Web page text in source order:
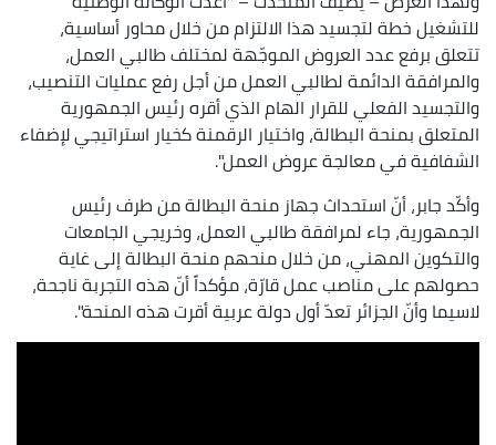
للتشغيل خطة لتجسيد هذا الالتزام من خلال محاور أساسية،
تتعلق برفع عدد العروض الموجّهة لمختلف طالبي العمل،
والمرافقة الدائمة لطالبي العمل من أجل رفع عمليات التنصيب،
والتجسيد الفعلي للقرار الهام الذي أقره رئيس الجمهورية
المتعلق بمنحة البطالة، واختيار الرقمنة كخيار استراتيجي لإضفاء
الشفافية في معالجة عروض العمل".
وأكّد جابر، أنّ استحداث جهاز منحة البطالة من طرف رئيس
الجمهورية، جاء لمرافقة طالبي العمل، وخريجي الجامعات
والتكوين المهني، من خلال منحهم منحة البطالة إلى غاية
حصولهم على مناصب عمل قارّة، مؤكداً أنّ هذه التجربة ناجحة،
لاسيما وأنّ الجزائر تعدّ أول دولة عربية أقرت هذه المنحة".